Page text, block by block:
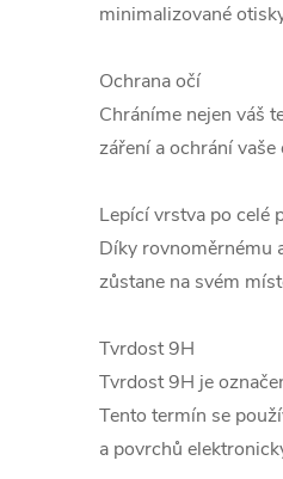
minimalizované
Ochrana očí
Chráníme nejen váš
záření a ochrání
Lepící vrstva po celé
Díky rovnoměrnému
zůstane na svém
Tvrdost 9H
Tvrdost 9H je
Tento termín se
a povrchů